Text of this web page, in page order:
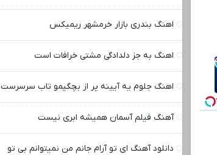
اهنگ بندری بازار خرمشهر ریمیکس
اهنگ به جز دلدادگی مشتی خرافات است
اهنگ جلوم یه آیینه پر از بچگیمو تاب سرسرست
آهنگ فیلم آسمان همیشه ابری نیست
دانلود آهنگ ای تو آرام جانم من نمیتوانم بی تو